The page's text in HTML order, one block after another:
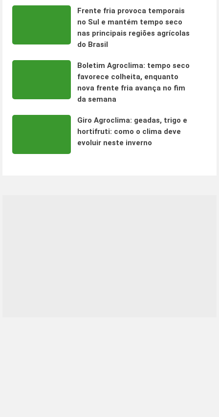
Frente fria provoca temporais
no Sul e mantém tempo seco
nas principais regiões agrícolas
do Brasil
Boletim Agroclima: tempo seco
favorece colheita, enquanto
nova frente fria avança no fim
da semana
Giro Agroclima: geadas, trigo e
hortifruti: como o clima deve
evoluir neste inverno